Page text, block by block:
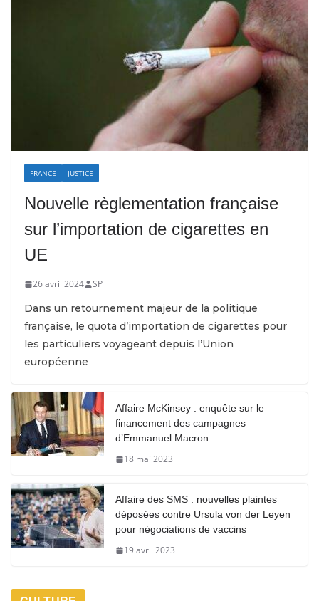
FRANCE JUSTICE
Nouvelle règlementation française
sur l’importation de cigarettes en
UE
26 avril 2024 SP
Dans un retournement majeur de la politique
française, le quota d’importation de cigarettes pour
les particuliers voyageant depuis l’Union
européenne
Affaire McKinsey : enquête sur le
financement des campagnes
d’Emmanuel Macron
18 mai 2023
Affaire des SMS : nouvelles plaintes
déposées contre Ursula von der Leyen
pour négociations de vaccins
19 avril 2023